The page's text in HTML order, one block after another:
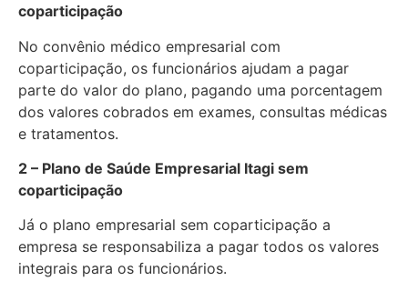
coparticipação
No convênio médico empresarial com
coparticipação, os funcionários ajudam a pagar
parte do valor do plano, pagando uma porcentagem
dos valores cobrados em exames, consultas médicas
e tratamentos.
2 – Plano de Saúde Empresarial Itagi sem
coparticipação
Já o plano empresarial sem coparticipação a
empresa se responsabiliza a pagar todos os valores
integrais para os funcionários.